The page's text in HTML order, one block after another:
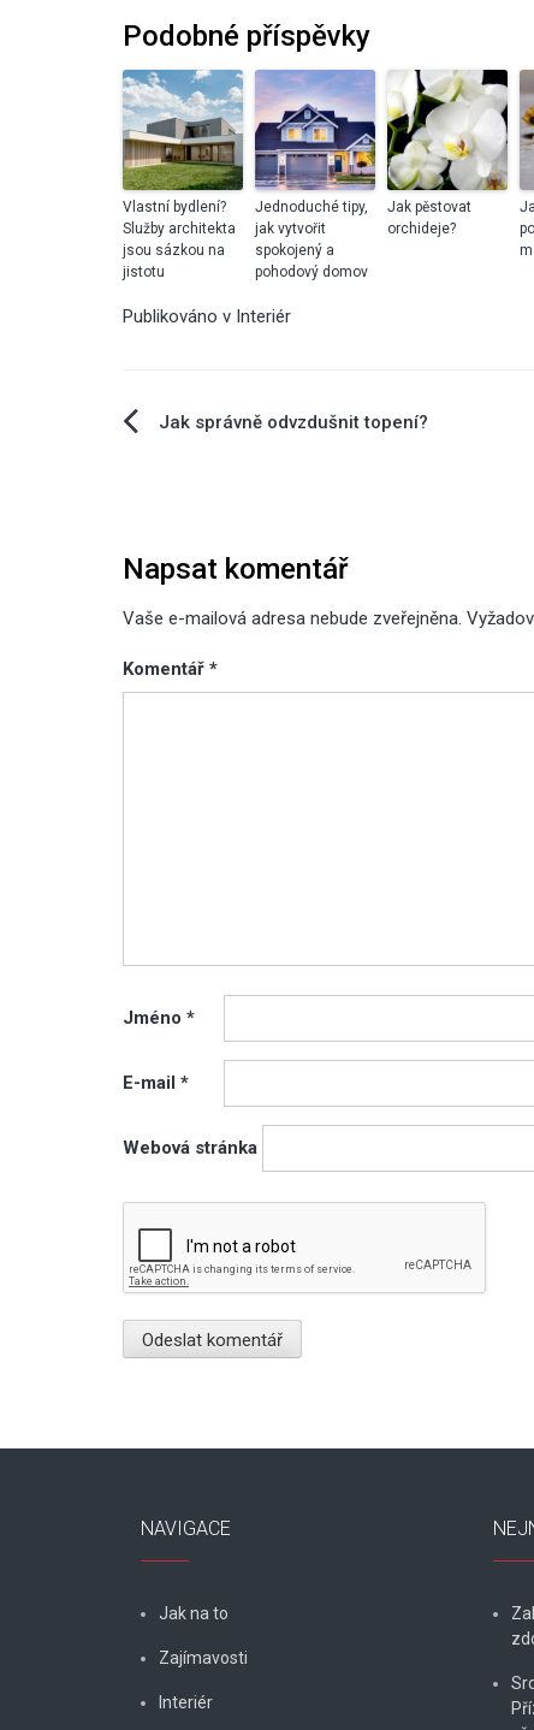
Podobné příspěvky
Vlastní bydlení?
Služby architekta
jsou sázkou na
jistotu
Jednoduché tipy,
jak vytvořit
spokojený a
pohodový domov
Jak pěstovat
orchideje?
Publikováno v Interiér
Navigace
Jak správně odvzdušnit topení?
Napsat komentář
Vaše e-mailová adresa nebude zveřejněna.
Komentář *
Jméno *
E-mail *
Webová stránka
NAVIGACE
Jak na to
Zajímavosti
Interiér